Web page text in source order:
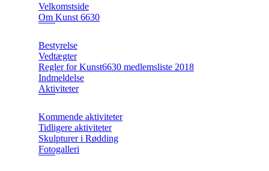
Velkomstside
Om Kunst 6630
Bestyrelse
Vedtægter
Regler for Kunst6630 medlemsliste 2018
Indmeldelse
Aktiviteter
Kommende aktiviteter
Tidligere aktiviteter
Skulpturer i Rødding
Fotogalleri